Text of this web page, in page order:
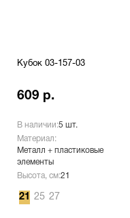
Кубок 03-157-03
609 р.
В наличии:5 шт.
Материал:
Металл + пластиковые
элементы
Высота, см:21
21 25 27